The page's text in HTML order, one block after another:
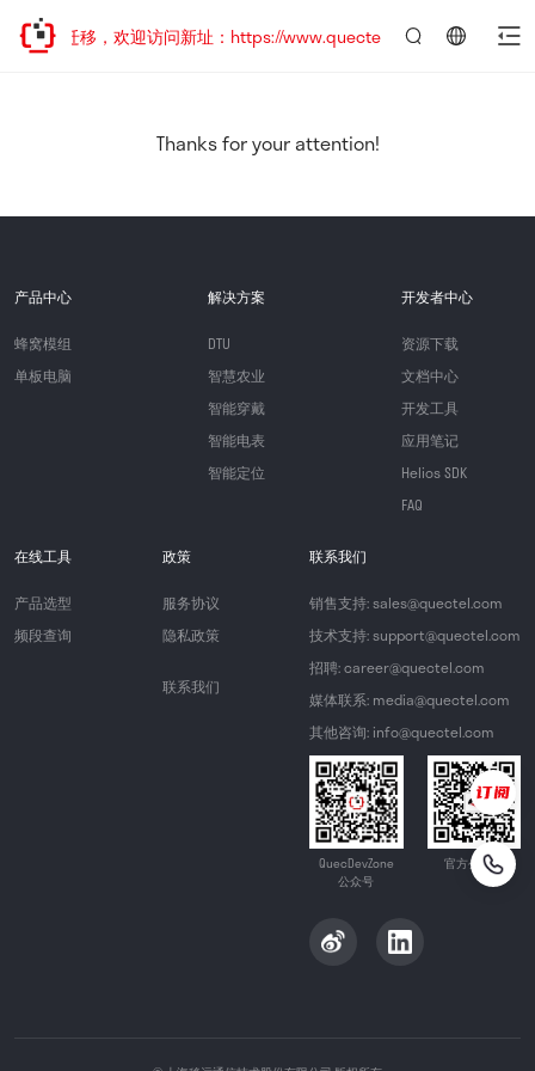
地址已迁移，欢迎访问新址：https://www.quectel.com.cn
Thanks for your attention!
产品中心
蜂窝模组
单板电脑
解决方案
DTU
智慧农业
智能穿戴
智能电表
智能定位
开发者中心
资源下载
文档中心
开发工具
应用笔记
Helios SDK
FAQ
在线工具
产品选型
频段查询
政策
服务协议
隐私政策
联系我们
联系我们
销售支持: sales@quectel.com
技术支持: support@quectel.com
招聘: career@quectel.com
媒体联系: media@quectel.com
其他咨询: info@quectel.com
QuecDevZone
公众号
官方公众号